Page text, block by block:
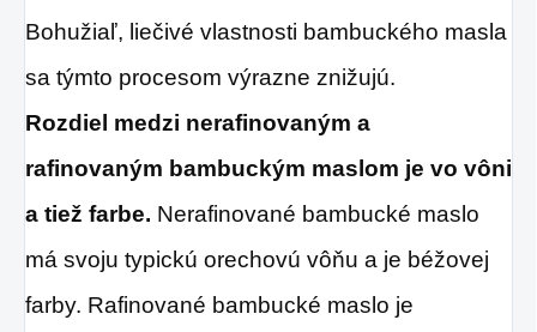
Bohužiaľ, liečivé vlastnosti bambuckého masla
sa týmto procesom výrazne znižujú.
Rozdiel medzi nerafinovaným a
rafinovaným bambuckým maslom je vo vôni
a tiež farbe. Nerafinované bambucké maslo
má svoju typickú orechovú vôňu a je béžovej
farby. Rafinované bambucké maslo je